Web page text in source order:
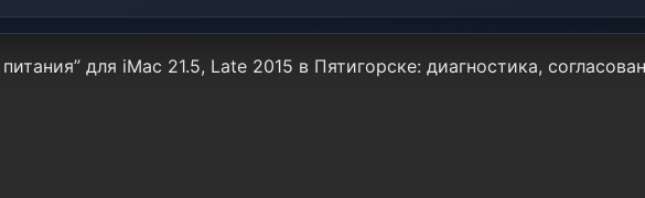
для iMac 21.5, Late 2015 в Пятигорске: диагностика,